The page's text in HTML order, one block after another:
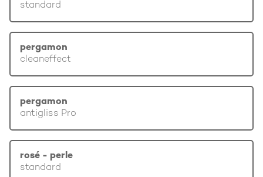
standard
pergamon
cleaneffect
pergamon
antigliss Pro
rosé - perle
standard